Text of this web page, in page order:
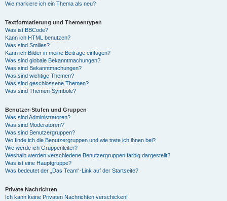
Wie markiere ich ein Thema als neu?
Textformatierung und Thementypen
Was ist BBCode?
Kann ich HTML benutzen?
Was sind Smilies?
Kann ich Bilder in meine Beiträge einfügen?
Was sind globale Bekanntmachungen?
Was sind Bekanntmachungen?
Was sind wichtige Themen?
Was sind geschlossene Themen?
Was sind Themen-Symbole?
Benutzer-Stufen und Gruppen
Was sind Administratoren?
Was sind Moderatoren?
Was sind Benutzergruppen?
Wo finde ich die Benutzergruppen und wie trete ich ihnen bei?
Wie werde ich Gruppenleiter?
Weshalb werden verschiedene Benutzergruppen farbig dargestellt?
Was ist eine Hauptgruppe?
Was bedeutet der „Das Team“-Link auf der Startseite?
Private Nachrichten
Ich kann keine Privaten Nachrichten verschicken!